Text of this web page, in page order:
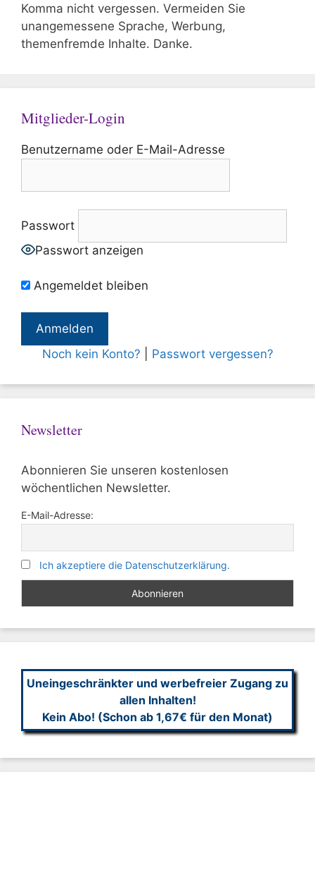
Komma nicht vergessen. Vermeiden Sie
unangemessene Sprache, Werbung,
themenfremde Inhalte. Danke.
Mitglieder-Login
Benutzername oder E-Mail-Adresse
Passwort
Passwort anzeigen
Angemeldet bleiben
Noch kein Konto? Passwort vergessen?
Newsletter
Abonnieren Sie unseren kostenlosen
wöchentlichen Newsletter.
E-Mail-Adresse:
Ich akzeptiere die Datenschutzerklärung.
Uneingeschränkter und werbefreier Zugang zu
allen Inhalten!
Kein Abo! (Schon ab 1,67€ für den Monat)